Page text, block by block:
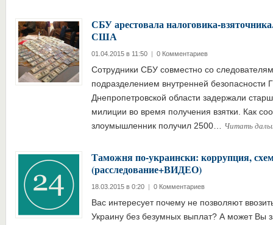
СБУ арестовала налоговика-
США
01.04.2015 в 11:50 | 0 Комментариев
Сотрудники СБУ совместно со
подразделением внутренней безопасности
Днепропетровской области задержали
милиции во время получения взятки. Как
злоумышленник получил 2500… Читать
Таможня по-украински: коррупция,
(расследование+ВИДЕО)
18.03.2015 в 0:20 | 0 Комментариев
Вас интересует почему не позволяют
Украину без безумных выплат? А может Вы